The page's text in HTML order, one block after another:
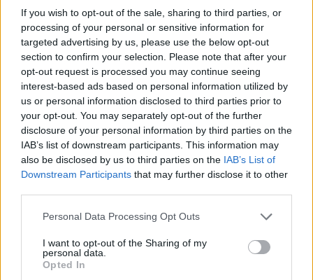
If you wish to opt-out of the sale, sharing to third parties, or
processing of your personal or sensitive information for
targeted advertising by us, please use the below opt-out
section to confirm your selection. Please note that after your
opt-out request is processed you may continue seeing
interest-based ads based on personal information utilized by
us or personal information disclosed to third parties prior to
your opt-out. You may separately opt-out of the further
disclosure of your personal information by third parties on the
IAB’s list of downstream participants. This information may
also be disclosed by us to third parties on the IAB’s List of
Downstream Participants that may further disclose it to other
Please note that this website/app uses one or more Google
not limited to your visit or usage behaviour. You may click to
grant or deny consent to Google and its third-party tags to
use your data for below specified purposes in below Google
Personal Data Processing Opt Outs
I want to opt-out of the Sharing of my
personal data.
Opted In
Παράλληλα, οδηγεί σε περιθωριοποίηση ή και
έξοδο από το κόμμα (με θόρυβο η σιωπηλά)
δεκάδες ικανά στελέχη.